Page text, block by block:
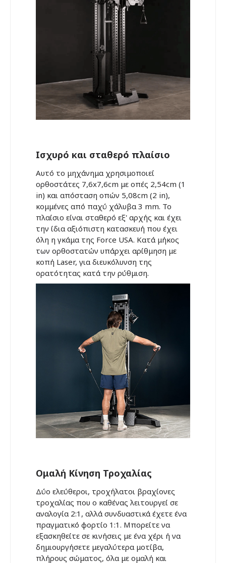
Ισχυρό και σταθερό πλαίσιο
Αυτό το μηχάνημα χρησιμοποιεί
ορθοστάτες 7,6x7,6cm με οπές 2,54cm (1
in) και απόσταση οπών 5,08cm (2 in),
κομμένες από παχύ χάλυβα 3 mm. Το
πλαίσιο είναι σταθερό εξ' αρχής και έχει
την ίδια αξιόπιστη κατασκευή που έχει
όλη η γκάμα της Force USA. Κατά μήκος
των ορθοστατών υπάρχει αρίθμηση με
κοπή Laser, για διευκόλυνση της
ορατότητας κατά την ρύθμιση.
Ομαλή Κίνηση Τροχαλίας
Δύο ελεύθεροι, τροχήλατοι βραχίονες
τροχαλίας που ο καθένας λειτουργεί σε
αναλογία 2:1, αλλά συνδυαστικά έχετε ένα
πραγματικό φορτίο 1:1. Μπορείτε να
εξασκηθείτε σε κινήσεις με ένα χέρι ή να
δημιουργήσετε μεγαλύτερα μοτίβα,
πλήρους σώματος, όλα με ομαλή και